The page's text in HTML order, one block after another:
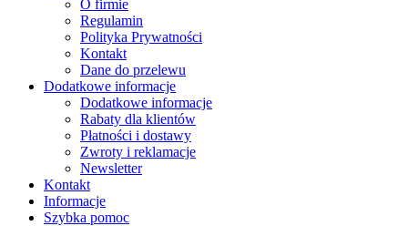
O firmie
Regulamin
Polityka Prywatności
Kontakt
Dane do przelewu
Dodatkowe informacje
Dodatkowe informacje
Rabaty dla klientów
Płatności i dostawy
Zwroty i reklamacje
Newsletter
Kontakt
Informacje
Szybka pomoc